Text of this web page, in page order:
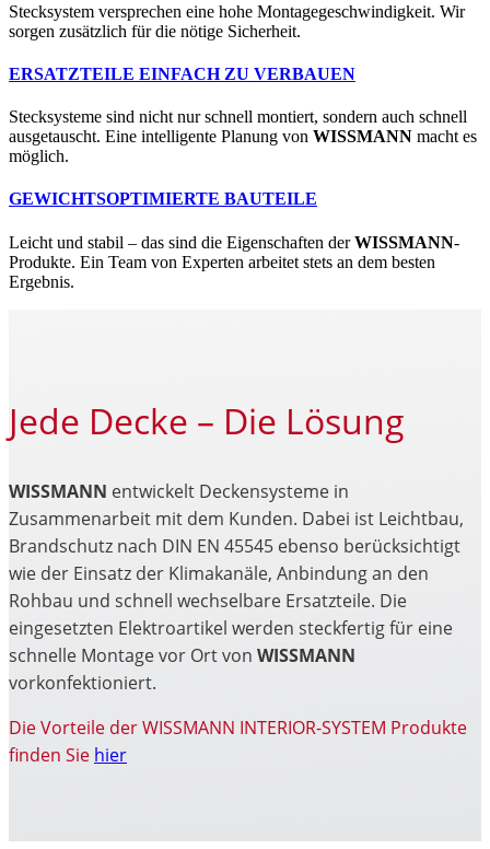
Stecksystem versprechen eine hohe Montagegeschwindigkeit. Wir
sorgen zusätzlich für die nötige Sicherheit.
ERSATZTEILE EINFACH ZU VERBAUEN
Stecksysteme sind nicht nur schnell montiert, sondern auch schnell
ausgetauscht. Eine intelligente Planung von WISSMANN macht es
möglich.
GEWICHTSOPTIMIERTE BAUTEILE
Leicht und stabil – das sind die Eigenschaften derWISSMANN-
Produkte. Ein Team von Experten arbeitet stets an dem besten
Ergebnis.
Jede Decke – Die Lösung
WISSMANN entwickelt Deckensysteme in
Zusammenarbeit mit dem Kunden. Dabei ist Leichtbau,
Brandschutz nach DIN EN 45545 ebenso berücksichtigt
wie der Einsatz der Klimakanäle, Anbindung an den
Rohbau und schnell wechselbare Ersatzteile. Die
eingesetzten Elektroartikel werden steckfertig für eine
schnelle Montage vor Ort von WISSMANN
vorkonfektioniert.
Die Vorteile der WISSMANN INTERIOR-SYSTEM Produkte
finden Sie hier